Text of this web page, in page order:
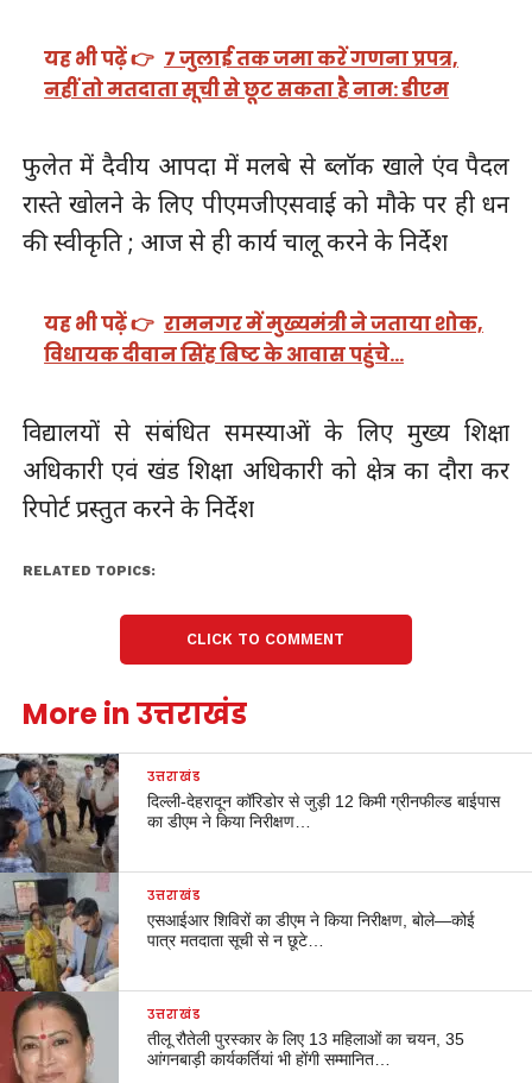
यह भी पढ़ें 👉 7 जुलाई तक जमा करें गणना प्रपत्र,
नहीं तो मतदाता सूची से छूट सकता है नाम: डीएम
फुलेत में दैवीय आपदा में मलबे से ब्लॉक खाले एंव पैदल
रास्ते खोलने के लिए पीएमजीएसवाई को मौके पर ही धन
की स्वीकृति ; आज से ही कार्य चालू करने के निर्देश
यह भी पढ़ें 👉 रामनगर में मुख्यमंत्री ने जताया शोक,
विधायक दीवान सिंह बिष्ट के आवास पहुंचे…
विद्यालयों से संबंधित समस्याओं के लिए मुख्य शिक्षा
अधिकारी एवं खंड शिक्षा अधिकारी को क्षेत्र का दौरा कर
रिपोर्ट प्रस्तुत करने के निर्देश
RELATED TOPICS:
CLICK TO COMMENT
More in उत्तराखंड
उत्तराखंड
दिल्ली-देहरादून कॉरिडोर से जुड़ी 12 किमी ग्रीनफील्ड बाईपास
का डीएम ने किया निरीक्षण…
उत्तराखंड
एसआईआर शिविरों का डीएम ने किया निरीक्षण, बोले—कोई
पात्र मतदाता सूची से न छूटे…
उत्तराखंड
तीलू रौतेली पुरस्कार के लिए 13 महिलाओं का चयन, 35
आंगनबाड़ी कार्यकर्तियां भी होंगी सम्मानित…